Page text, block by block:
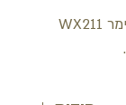
חיפוי קיר דורופולימר WX211